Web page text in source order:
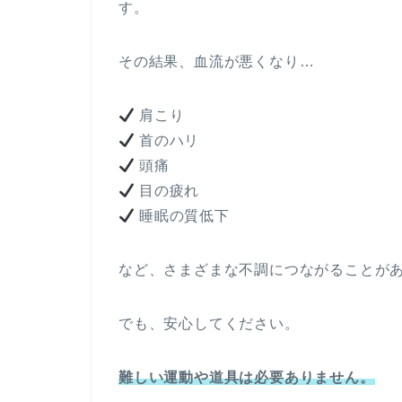
す。
その結果、血流が悪くなり…
肩こり
首のハリ
頭痛
目の疲れ
睡眠の質低下
など、さまざまな不調につながることが
でも、安心してください。
難しい運動や道具は必要ありません。